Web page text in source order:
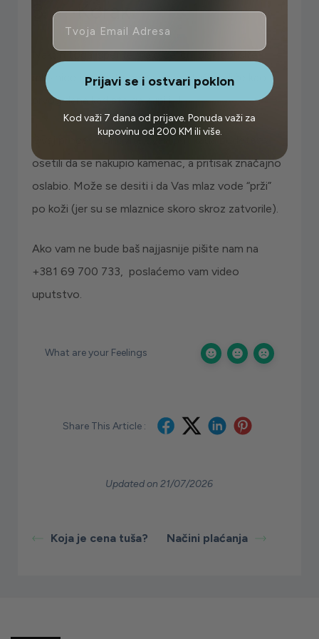
3. Korak
Nakon toga isperite malo čelični disk obrišite
mlaznice i navrnite ga nazad na tuš i radiće kao
prvog dana kad ste ga kupili. J
Ovaj proces ponovite svaki put kada budete
osetili da se nakupio kamenac, a pritisak značajno
oslabio. Može se desiti i da Vas mlaz vode “prži”
po koži (jer su se mlaznice skoro skroz zatvorile).
Ako vam ne bude baš najjasnije pišite nam na
+381 69 700 733, poslaćemo vam video
uputstvo.
What are your Feelings
Share This Article :
Updated on 21/07/2026
Koja je cena tuša? Načini plaćanja
Email
Prijavi se i ostvari poklon
Kod važi 7 dana od prijave. Ponuda važi za
kupovinu od 200 KM ili više.